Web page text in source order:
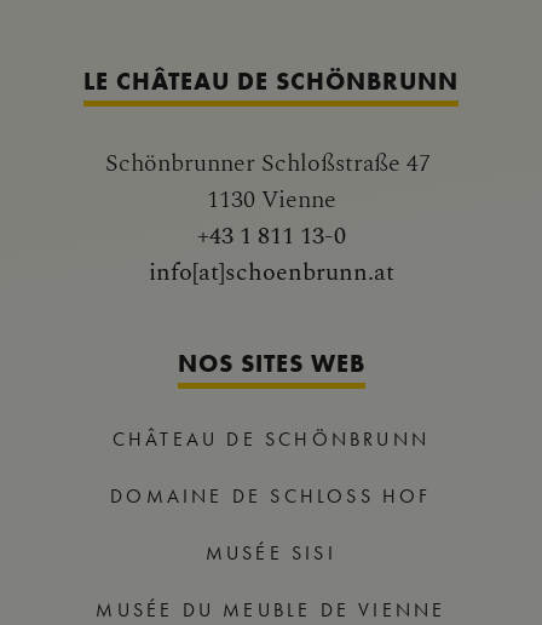
LE CHÂTEAU DE SCHÖNBRUNN
Schönbrunner Schloßstraße 47
1130 Vienne
+43 1 811 13-0
info[at]schoenbrunn.at
NOS SITES WEB
CHÂTEAU DE SCHÖNBRUNN
DOMAINE DE SCHLOSS HOF
MUSÉE SISI
MUSÉE DU MEUBLE DE VIENNE